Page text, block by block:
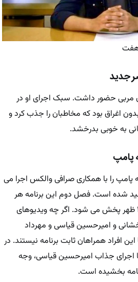
هفت
جدید
مربی حضور داشت. سبک اجرای او در
اغراق بود که مخاطبان را جذب کرد و
به خوبی بدرخشد.
پامپ
پامپ را با همکاری صرافی والکس اجرا می‌
شده است. فصل دوم این برنامه هر
دوشنبه و پنجشنبه ساعت ۱۲ ظهر پخش می‌ شود. اگر چه ویدیوهای
و امیرحسین قیاسی و مهرداد
افراد همراهان ثابت برنامه نیستند. در
با اجرای جذاب امیرحسین قیاسی، وجه
بخشیده است.